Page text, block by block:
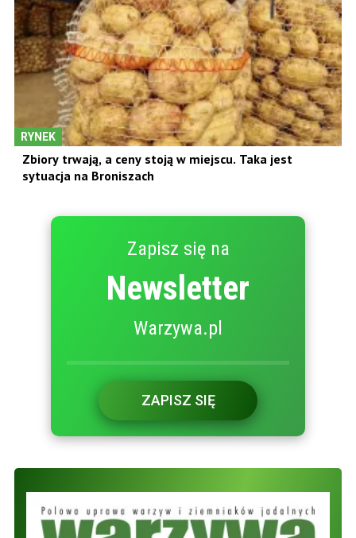
RYNEK
Zbiory trwają, a ceny stoją w miejscu. Taka jest
sytuacja na Broniszach
Zapisz się na
Newsletter
Warzywa.pl
ZAPISZ SIĘ